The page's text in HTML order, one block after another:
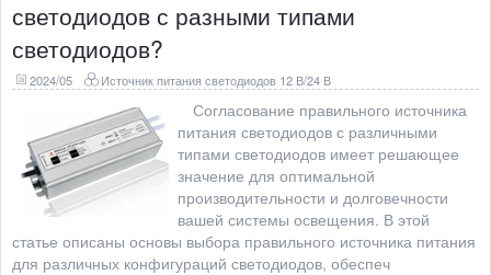
светодиодов с разными типами
светодиодов?
2024/05 Источник питания светодиодов 12 В/24 В
Согласование правильного источника
питания светодиодов с различными
типами светодиодов имеет решающее
значение для оптимальной
производительности и долговечности
вашей системы освещения. В этой
статье описаны основы выбора правильного источника питания
для различных конфигураций светодиодов, обеспеч